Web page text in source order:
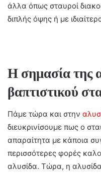
άλλα όπως σταυροί
διπλής όψης ή με
Η σημασία της
βαπτιστικού
Πάμε τώρα και στην
διευκρινίσουμε πως ο
απαραίτητα με κάποια
περισσότερες φορές
αλυσίδα. Τώρα, η